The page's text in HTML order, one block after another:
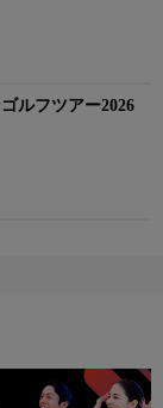
ルフツアー2026